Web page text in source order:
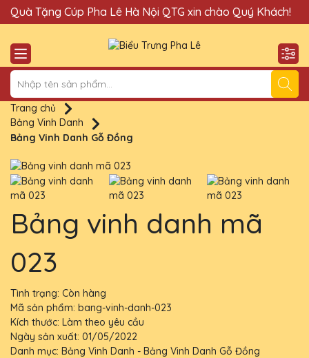
Quà Tặng Cúp Pha Lê Hà Nội QTG xin chào Quý Khách!
Trang chủ
Bảng Vinh Danh
Bảng Vinh Danh Gỗ Đồng
Bảng vinh danh mã
023
Tình trạng: Còn hàng
Mã sản phẩm: bang-vinh-danh-023
Kích thước: Làm theo yêu cầu
Ngày sản xuất: 01/05/2022
Danh mục: Bảng Vinh Danh - Bảng Vinh Danh Gỗ Đồng